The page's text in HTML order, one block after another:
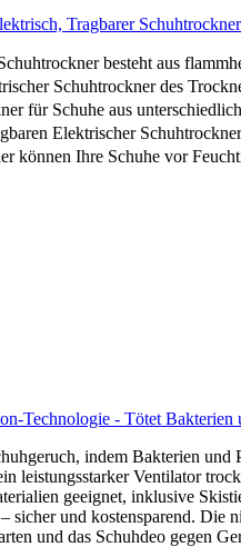
Tragbarer
besteht aus
Schuhtrockner des
für Schuhe aus
Elektrischer
können Ihre Schuhe vor
Technologie - Tötet Bakterien
indem Bakterien und
leistungsstarker Ventilator
geeignet, inklusive
und kostensparend. Die
und das Schuhdeo gegen